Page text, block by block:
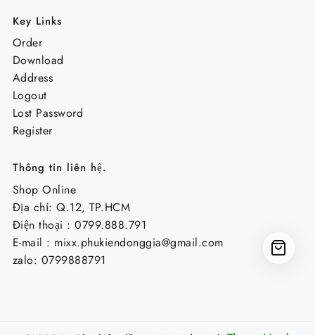
Key Links
Order
Download
Address
Logout
Lost Password
Register
Thông tin liên hệ.
Shop Online
Địa chỉ: Q.12, TP.HCM
Điện thoại : 0799.888.791
E-mail : mixx.phukiendonggia@gmail.com
zalo: 0799888791